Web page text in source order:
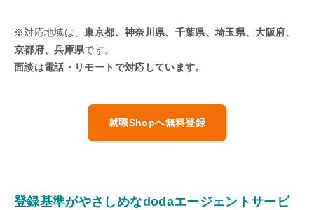
※対応地域は、東京都、神奈川県、千葉県、埼玉県、大阪府、
京都府、兵庫県です。
面談は電話・リモートで対応しています。
就職Shopへ無料登録
登録基準がやさしめなdodaエージェントサービ